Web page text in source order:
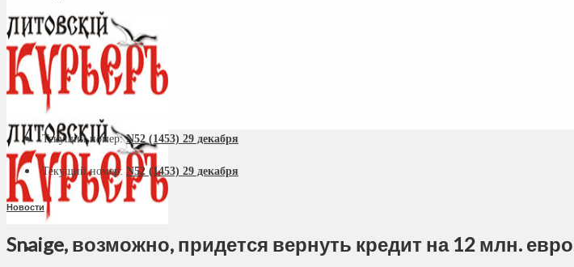
Текущий номер:N52 (1453) 29 декабря
Текущий номер: N52 (1453) 29 декабря
Новости
Snaige, возможно, придется вернуть кредит на 12 млн.